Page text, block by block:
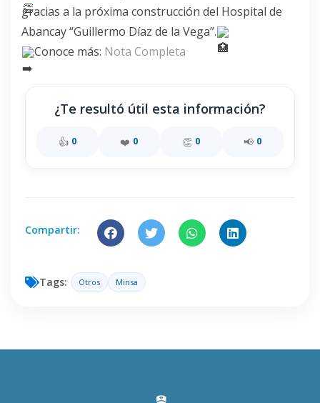
gracias a la próxima construcción del Hospital de
Abancay “Guillermo Díaz de la Vega”.
Conoce más: Nota Completa
¿Te resultó útil esta información?
👍 0 ❤️ 0 👏 0 📢 0
Compartir:
Tags: Otros Minsa